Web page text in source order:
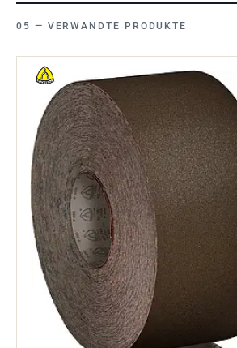
VERWANDTE PRODUKTE